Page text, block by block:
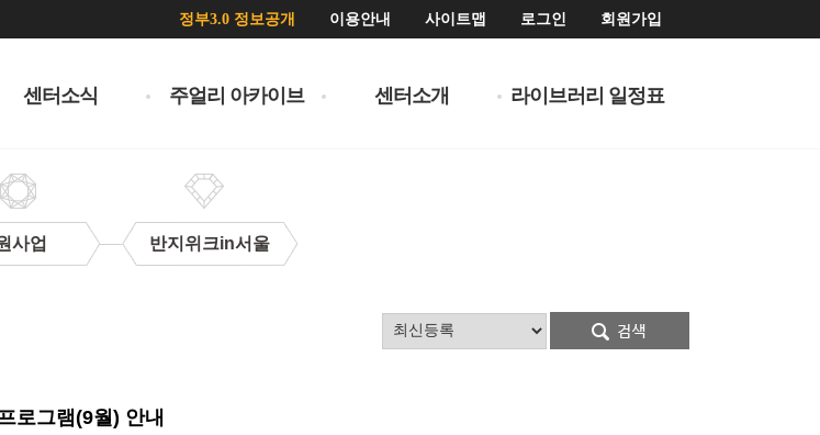
정부3.0 정보공개 이용안내 사이트맵 로그인 회원가입
센터소식 주얼리 아카이브 센터소개 라이브러리 일정표
사업 반지위크in서울
로그램(9월) 안내